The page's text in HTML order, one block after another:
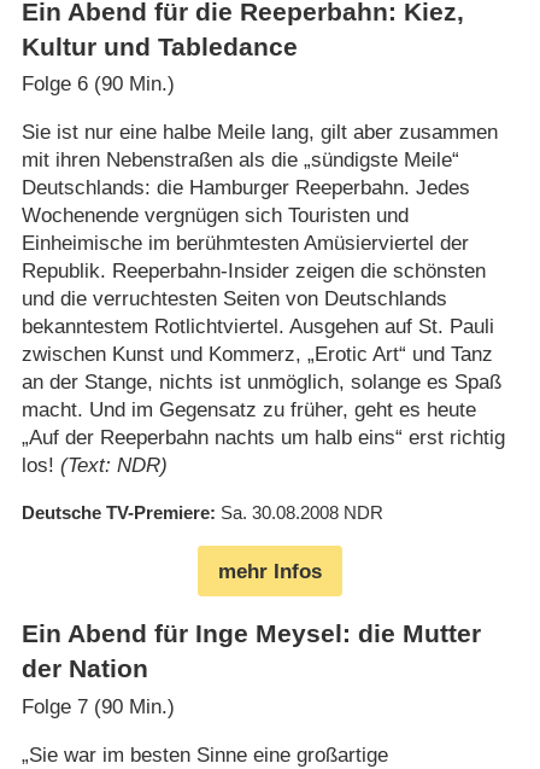
Ein Abend für die Reeperbahn: Kiez,
Kultur und Tabledance
Folge 6 (90 Min.)
Sie ist nur eine halbe Meile lang, gilt aber zusammen
mit ihren Nebenstraßen als die „sündigste Meile“
Deutschlands: die Hamburger Reeperbahn. Jedes
Wochenende vergnügen sich Touristen und
Einheimische im berühmtesten Amüsierviertel der
Republik. Reeperbahn-Insider zeigen die schönsten
und die verruchtesten Seiten von Deutschlands
bekanntestem Rotlichtviertel. Ausgehen auf St. Pauli
zwischen Kunst und Kommerz, „Erotic Art“ und Tanz
an der Stange, nichts ist unmöglich, solange es Spaß
macht. Und im Gegensatz zu früher, geht es heute
„Auf der Reeperbahn nachts um halb eins“ erst richtig
los! (Text: NDR)
Deutsche TV-Premiere Sa. 30.08.2008 NDR
mehr Infos
Ein Abend für Inge Meysel: die Mutter
der Nation
Folge 7 (90 Min.)
„Sie war im besten Sinne eine großartige